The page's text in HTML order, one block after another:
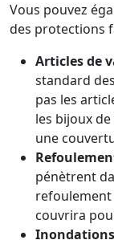
Vous pouvez
des protections
Articles de
standard
pas les
les bijoux
une
pénètrent
couvrira